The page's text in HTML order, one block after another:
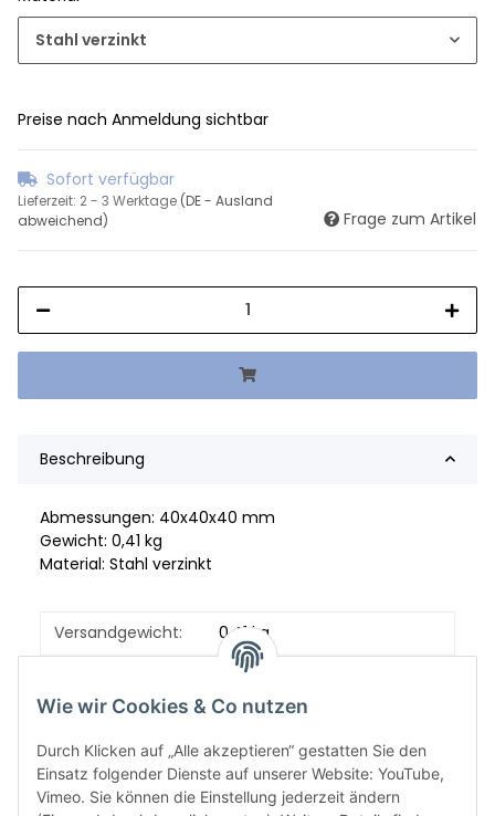
Stahl verzinkt
Preise nach Anmeldung sichtbar
Sofort verfügbar
Lieferzeit: 2 - 3 Werktage (DE - Ausland
abweichend)
Frage zum Artikel
Beschreibung
Abmessungen: 40x40x40 mm
Gewicht: 0,41 kg
Material: Stahl verzinkt
Versandgewicht:
0,41 kg
0,41 kg
Wie wir Cookies & Co nutzen
Durch Klicken auf „Alle akzeptieren“ gestatten Sie den
Einsatz folgender Dienste auf unserer Website: YouTube,
Vimeo. Sie können die Einstellung jederzeit ändern